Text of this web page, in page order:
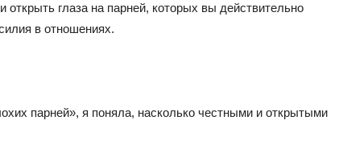
глаза на парней, которых вы действительно
в отношениях.
парней», я поняла, насколько честными и открытыми